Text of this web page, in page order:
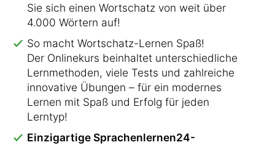
Sie sich einen Wortschatz von weit über
4.000 Wörtern auf!
So macht Wortschatz-Lernen Spaß!
Der Onlinekurs beinhaltet unterschiedliche
Lernmethoden, viele Tests und zahlreiche
innovative Übungen – für ein modernes
Lernen mit Spaß und Erfolg für jeden
Lerntyp!
Einzigartige Sprachenlernen24-